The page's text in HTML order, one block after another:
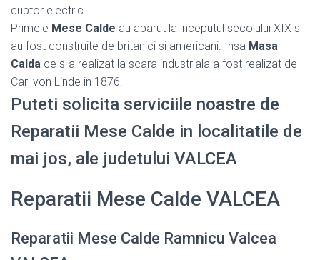
cuptor electric.
Primele Mese Calde au aparut la inceputul secolului XIX si
au fost construite de britanici si americani. Insa Masa
Calda ce s-a realizat la scara industriala a fost realizat de
Carl von Linde in 1876.
Puteti solicita serviciile noastre de
Reparatii Mese Calde in localitatile de
mai jos, ale judetului VALCEA
Reparatii Mese Calde VALCEA
Reparatii Mese Calde Ramnicu Valcea